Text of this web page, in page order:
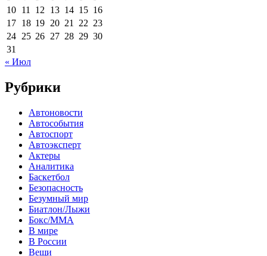
10 11 12 13 14 15 16
17 18 19 20 21 22 23
24 25 26 27 28 29 30
31
« Июл
Рубрики
Автоновости
Автособытия
Автоспорт
Автоэксперт
Актеры
Аналитика
Баскетбол
Безопасность
Безумный мир
Биатлон/Лыжи
Бокс/MMA
В мире
В России
Вещи